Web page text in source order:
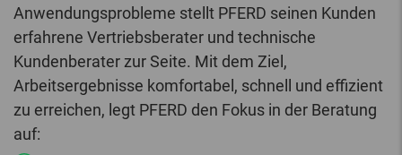
Anwendungsprobleme stellt PFERD seinen Kunden
erfahrene Vertriebsberater und technische
Kundenberater zur Seite. Mit dem Ziel,
Arbeitsergebnisse komfortabel, schnell und effizient
zu erreichen, legt PFERD den Fokus in der Beratung
auf: